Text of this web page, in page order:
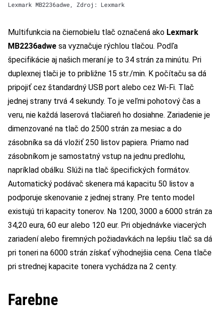
Lexmark MB2236adwe, Zdroj: Lexmark
Multifunkcia na čiernobielu tlač označená ako Lexmark
MB2236adwe sa vyznačuje rýchlou tlačou. Podľa
špecifikácie aj našich meraní je to 34 strán za minútu. Pri
duplexnej tlači je to približne 15 str./min. K počítaču sa dá
pripojiť cez štandardný USB port alebo cez Wi-Fi. Tlač
jednej strany trvá 4 sekundy. To je veľmi pohotový čas a
veru, nie každá laserová tlačiareň ho dosiahne. Zariadenie je
dimenzované na tlač do 2500 strán za mesiac a do
zásobníka sa dá vložiť 250 listov papiera. Priamo nad
zásobníkom je samostatný vstup na jednu predlohu,
napríklad obálku. Slúži na tlač špecifických formátov.
Automatický podávač skenera má kapacitu 50 listov a
podporuje skenovanie z jednej strany. Pre tento model
existujú tri kapacity tonerov. Na 1200, 3000 a 6000 strán za
34,20 eura, 60 eur alebo 120 eur. Pri objednávke viacerých
zariadení alebo firemných požiadavkách na lepšiu tlač sa dá
pri toneri na 6000 strán získať výhodnejšia cena. Cena tlače
pri strednej kapacite tonera vychádza na 2 centy.
Farebne